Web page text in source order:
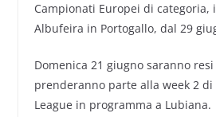
Campionati Europei di categoria,
Albufeira in Portogallo, dal 29
Domenica 21 giugno saranno
prenderanno parte alla week 2
League in programma a Lubiana.